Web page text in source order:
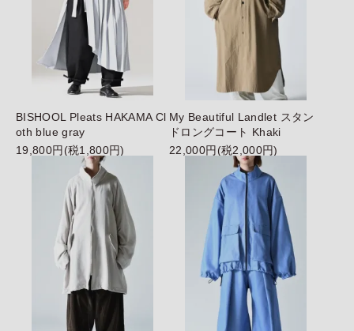
BISHOOL Pleats HAKAMA Cl
oth blue gray
19,800円(税1,800円)
My Beautiful Landlet スタン
ドロングコート Khaki
22,000円(税2,000円)